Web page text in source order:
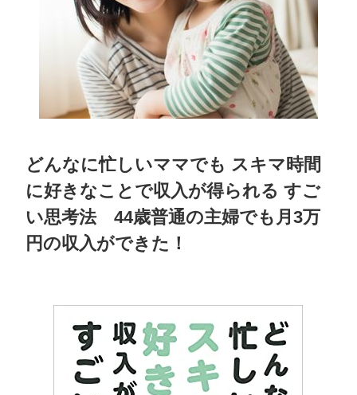
どんなに忙しいママでも スキマ時間
に好きなことで収入が得られる すご
い思考法 44歳普通の主婦でも月3万
円の収入ができた！